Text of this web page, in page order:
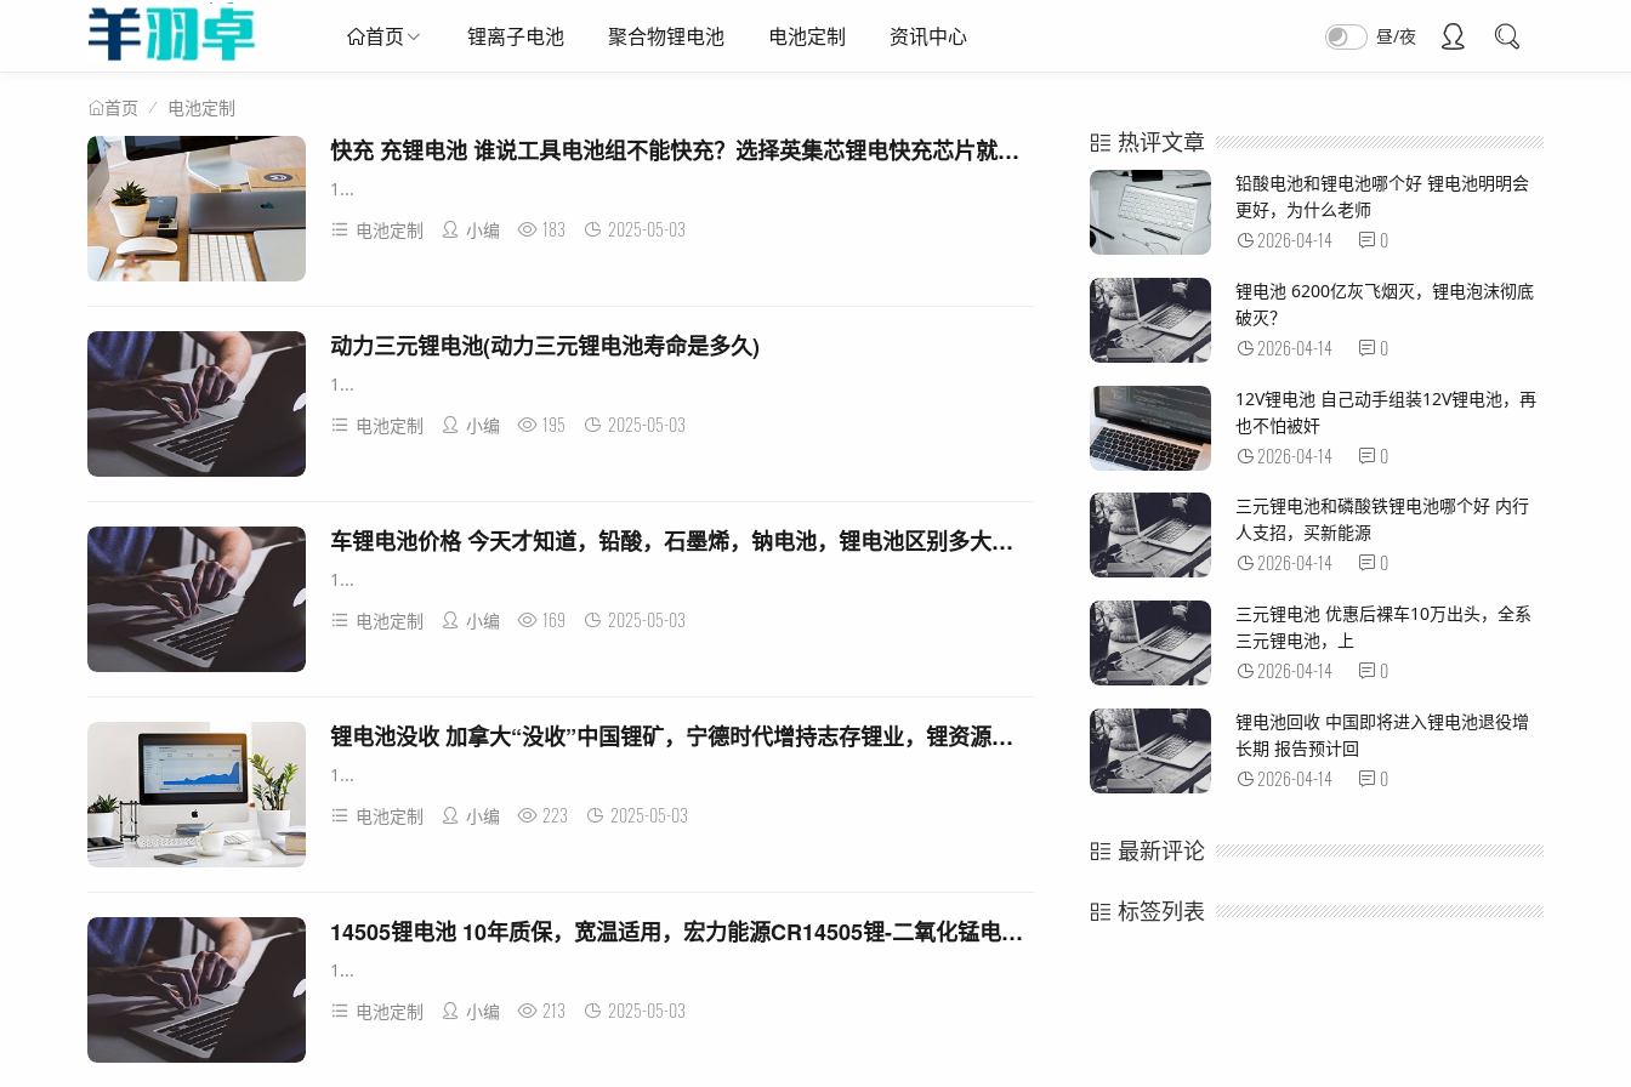
首页 锂离子电池 聚合物锂电池 电池定制 资讯中心 昼/夜
首页 电池定制
快充 充锂电池 谁说工具电池组不能快充？选择英集芯锂电快充芯片就对了
1...
电池定制
小编 183 2025-05-03
动力三元锂电池(动力三元锂电池寿命是多久)
1...
电池定制
小编 195 2025-05-03
车锂电池价格 今天才知道，铅酸，石墨烯，钠电池，锂电池区别多大，价格是多少
1...
电池定制
小编 169 2025-05-03
锂电池没收 加拿大“没收”中国锂矿，宁德时代增持志存锂业，锂资源逻辑变了
1...
电池定制
小编 223 2025-05-03
14505锂电池 10年质保，宽温适用，宏力能源CR14505锂-二氧化锰电池评测
1...
电池定制
小编 213 2025-05-03
热评文章
铅酸电池和锂电池哪个好 锂电池明明会
更好，为什么老师
2026-04-14 0
锂电池 6200亿灰飞烟灭，锂电泡沫彻底
破灭？
2026-04-14 0
12V锂电池 自己动手组装12V锂电池，再
也不怕被奸
2026-04-14 0
三元锂电池和磷酸铁锂电池哪个好 内行
人支招，买新能源
2026-04-14 0
三元锂电池 优惠后裸车10万出头，全系
三元锂电池，上
2026-04-14 0
锂电池回收 中国即将进入锂电池退役增
长期 报告预计回
2026-04-14 0
最新评论
标签列表